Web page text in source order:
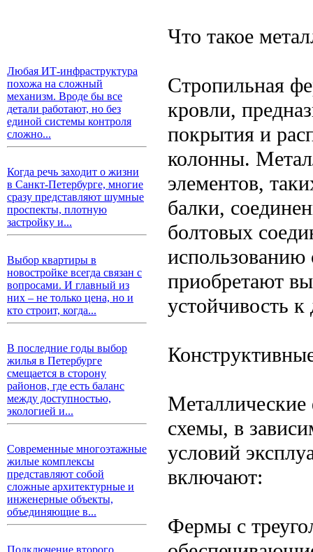
Любая ИТ-инфраструктура
похожа на сложный
механизм. Вроде бы все
детали работают, но без
единой системы контроля
сложно...
Когда речь заходит о жизни
в Санкт-Петербурге, многие
сразу представляют шумные
проспекты, плотную
застройку и...
Выбор квартиры в
новостройке всегда связан с
вопросами. И главный из
них – не только цена, но и
кто строит, когда...
В последние годы выбор
жилья в Петербурге
смещается в сторону
районов, где есть баланс
между доступностью,
экологией и...
Современные многоэтажные
жилые комплексы
представляют собой
сложные архитектурные и
инженерные объекты,
объединяющие в...
Подключение второго
Что такое
Стропильная
кровли,
покрытия и
колонны.
элементов,
балки,
болтовых
использованию
приобретают
устойчивость
схемы, в
условий
включают:
Фермы с